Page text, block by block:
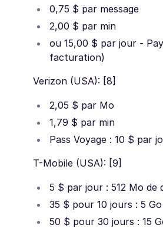
0,75 $ par message
2,00 $ par min
ou 15,00 $ par jour -
facturation)
Verizon (USA): [8]
2,05 $ par Mo
1,79 $ par min
Pass Voyage : 10 $
T-Mobile (USA): [9]
5 $ par jour : 512 Mo de
35 $ pour 10 jours : 5
50 $ pour 30 jours : 15